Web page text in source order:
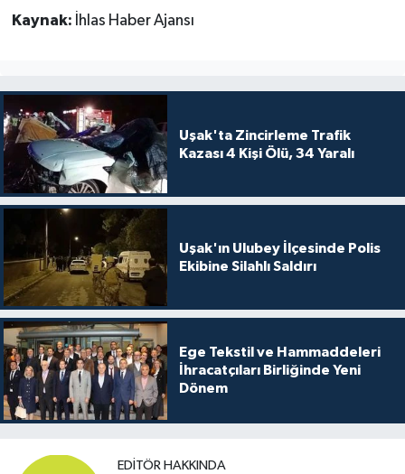
Kaynak: İhlas Haber Ajansı
Uşak'ta Zincirleme Trafik
Kazası 4 Kişi Ölü, 34 Yaralı
Uşak'ın Ulubey İlçesinde Polis
Ekibine Silahlı Saldırı
Ege Tekstil ve Hammaddeleri
İhracatçıları Birliğinde Yeni
Dönem
EDITÖR HAKKINDA